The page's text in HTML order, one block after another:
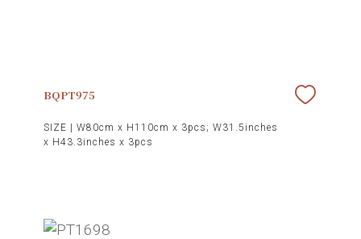
BQPT975
SIZE | W80cm x H110cm x 3pcs; W31.5inches
x H43.3inches x 3pcs